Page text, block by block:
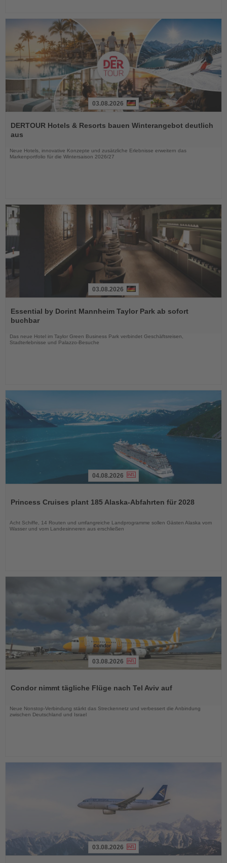
Sie
die
03.08.2026
DERTOUR Hotels & Resorts bauen Winterangebot deutlich
aus
Neue Hotels, innovative Konzepte und zusätzliche Erlebnisse erweitern das
Markenportfolio für die Wintersaison 2026/27
Sie
die
03.08.2026
Essential by Dorint Mannheim Taylor Park ab sofort
buchbar
Das neue Hotel im Taylor Green Business Park verbindet Geschäftsreisen,
Stadterlebnisse und Palazzo-Besuche
die
04.08.2026
Princess Cruises plant 185 Alaska-Abfahrten für 2028
Acht Schiffe, 14 Routen und umfangreiche Landprogramme sollen Gästen Alaska vom
Wasser und vom Landesinneren aus erschließen
die
03.08.2026
Condor nimmt tägliche Flüge nach Tel Aviv auf
Neue Nonstop-Verbindung stärkt das Streckennetz und verbessert die Anbindung
zwischen Deutschland und Israel
03.08.2026